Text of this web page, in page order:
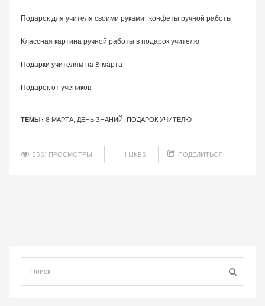
Подарок для учителя своими руками: конфеты ручной работы
Классная картина ручной работы в подарок учителю
Подарки учителям на 8 марта
Подарок от учеников
ТЕМЫ: 8 МАРТА, ДЕНЬ ЗНАНИЙ, ПОДАРОК УЧИТЕЛЮ
5561 ПРОСМОТРЫ 1 LIKES ПОДЕЛИТЬСЯ